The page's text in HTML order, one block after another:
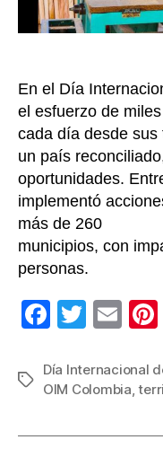
En el Día
el esfuerzo de
cada día desde
un país
oportunidades.
implementó
más de 260
municipios, con
personas.
F
c
e
b
T
tt
er
E
ail
Etiquetas
Día Internacional
OIM Colombia,